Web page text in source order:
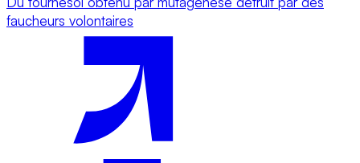
faucheurs volontaires